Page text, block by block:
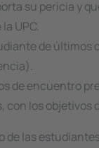
su pericia y
UPC.
de últimos
de encuentro
con los objetivos
de las